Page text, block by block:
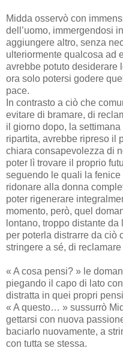
Midda osservò con
dell’uomo, immergendosi
aggiungere altro, senza
ulteriormente qualcosa ad
avrebbe potuto desiderare
ora solo potersi godere
pace.
In contrasto a ciò che
evitare di bramare, di
il giorno dopo, la
ripartita, avrebbe ripreso il
chiara consapevolezza di
poter lì trovare il proprio
seguendo le quali la
ridonare alla donna
poter rigenerare
momento, però, quel
lontano, troppo distante
per poterla distrarre da ciò
stringere a sé, di
« A cosa pensi? » le
piegando il capo di lato
distratta in quei propri
« A questo… » sussurrò
gettarsi con nuova
baciarlo nuovamente, a
con tutta se stessa.